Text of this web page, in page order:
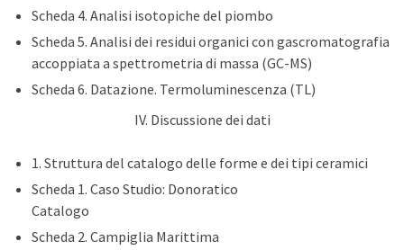
Scheda 4. Analisi isotopiche del piombo
Scheda 5. Analisi dei residui organici con gascromatografia
accoppiata a spettrometria di massa (GC-MS)
Scheda 6. Datazione. Termoluminescenza (TL)
IV. Discussione dei dati
1. Struttura del catalogo delle forme e dei tipi ceramici
Scheda 1. Caso Studio: Donoratico
Catalogo
Scheda 2. Campiglia Marittima